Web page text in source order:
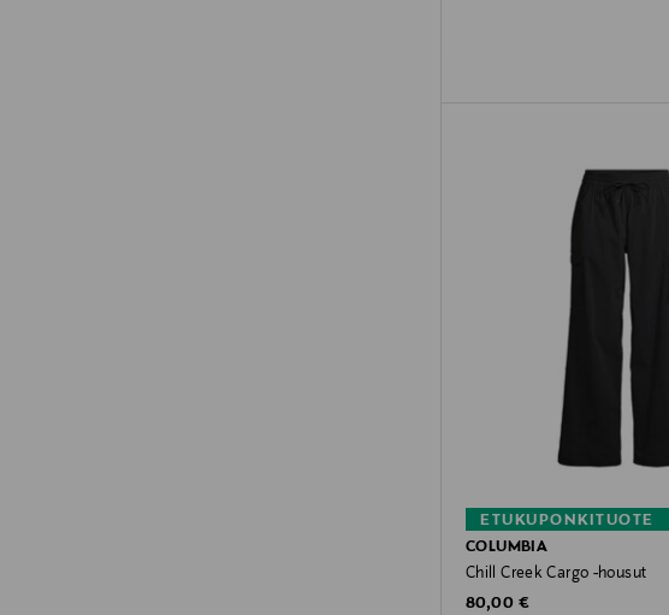
ETUKUPONKITUOTE
COLUMBIA
Chill Creek Cargo -housut
Original Price
80,00 €